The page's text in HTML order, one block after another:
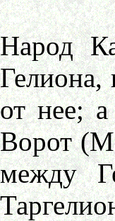
Народ
Гелиона,
от нее;
Ворот
между